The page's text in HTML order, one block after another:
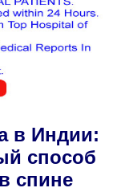
в Индии:
способ
спине